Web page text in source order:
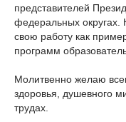
представителей
федеральных округах.
свою работу как
программ
Молитвенно желаю
здоровья, душевного
трудах.